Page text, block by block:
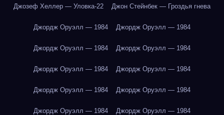
Джозеф Хеллер — Уловка-22 Джон Стейнбек — Гроздья гнева
Джордж Оруэлл — 1984 Джордж Оруэлл — 1984
Джордж Оруэлл — 1984 Джордж Оруэлл — 1984
Джордж Оруэлл — 1984 Джордж Оруэлл — 1984
Джордж Оруэлл — 1984 Джордж Оруэлл — 1984
Джордж Оруэлл — 1984 Джордж Оруэлл — 1984